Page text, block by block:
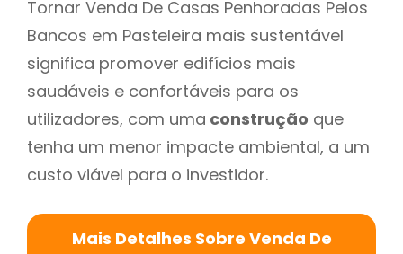
Tornar Venda De Casas Penhoradas Pelos
Bancos em Pasteleira mais sustentável
significa promover edifícios mais
saudáveis e confortáveis para os
utilizadores, com uma construção que
tenha um menor impacte ambiental, a um
custo viável para o investidor.
Mais Detalhes Sobre Venda De